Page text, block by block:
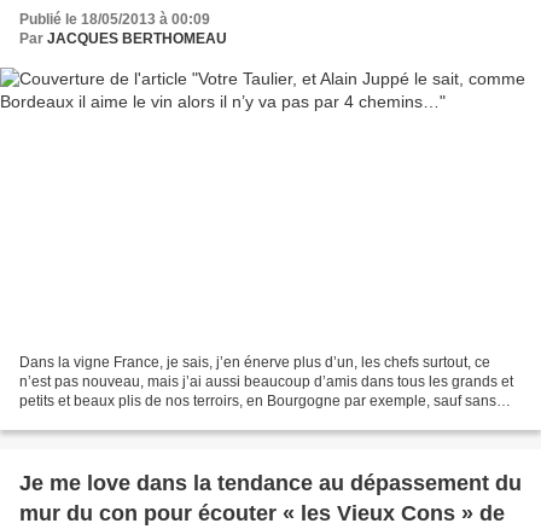
Publié le 18/05/2013 à 00:09
Par JACQUES BERTHOMEAU
Dans la vigne France, je sais, j’en énerve plus d’un, les chefs surtout, ce
n’est pas nouveau, mais j’ai aussi beaucoup d’amis dans tous les grands et
petits et beaux plis de nos terroirs, en Bourgogne par exemple, sauf sans
Je me love dans la tendance au dépassement du
mur du con pour écouter « les Vieux Cons » de